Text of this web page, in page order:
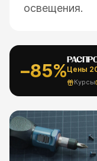
освещения.
−85%Цены
Курсы